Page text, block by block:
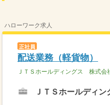
ハローワーク求人
正社員
配送業務（軽貨物）
ＪＴＳホールディングス 株式会
ＪＴＳホールディ